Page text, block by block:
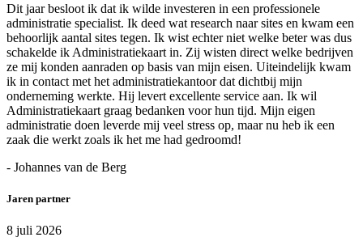
Dit jaar besloot ik dat ik wilde investeren in een professionele
administratie specialist. Ik deed wat research naar sites en kwam een
behoorlijk aantal sites tegen. Ik wist echter niet welke beter was dus
schakelde ik Administratiekaart in. Zij wisten direct welke bedrijven
ze mij konden aanraden op basis van mijn eisen. Uiteindelijk kwam
ik in contact met het administratiekantoor dat dichtbij mijn
onderneming werkte. Hij levert excellente service aan. Ik wil
Administratiekaart graag bedanken voor hun tijd. Mijn eigen
administratie doen leverde mij veel stress op, maar nu heb ik een
zaak die werkt zoals ik het me had gedroomd!
- Johannes van de Berg
Jaren partner
8 juli 2026